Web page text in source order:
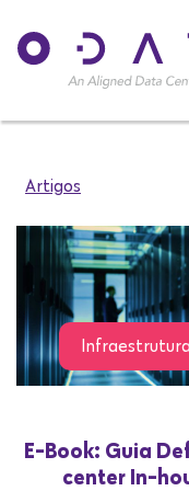
Artigos
E-Book: Guia
center In-